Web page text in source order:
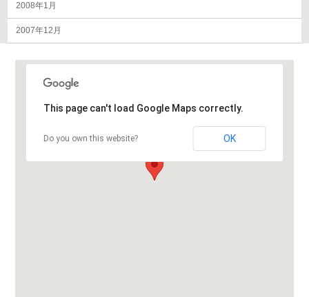
2008年1月
2007年12月
This page can't load Google Maps correctly.
Do you own this website? OK